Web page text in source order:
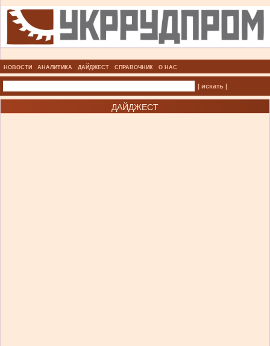
НОВОСТИ АНАЛИТИКА ДАЙДЖЕСТ СПРАВОЧНИК О НАС
| искать |
ДАЙДЖЕСТ